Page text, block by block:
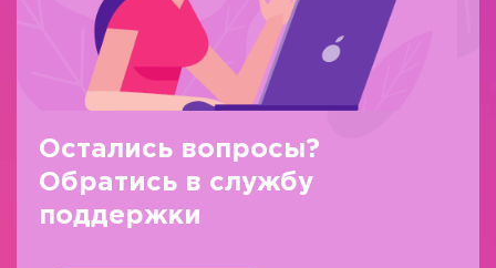
Остались вопросы?
Обратись в службу
поддержки